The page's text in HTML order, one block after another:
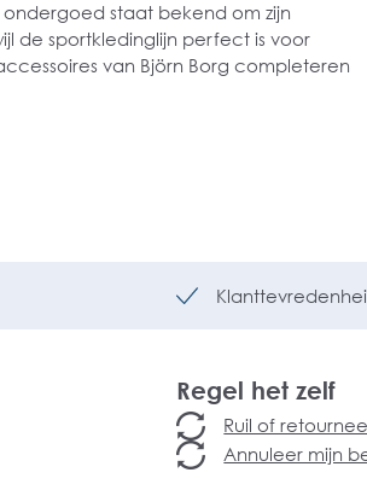
ondergoed staat bekend om zijn
de sportkledinglijn perfect is voor
van Björn Borg completeren
Regel het zelf
Ruil of
Annuleer mijn